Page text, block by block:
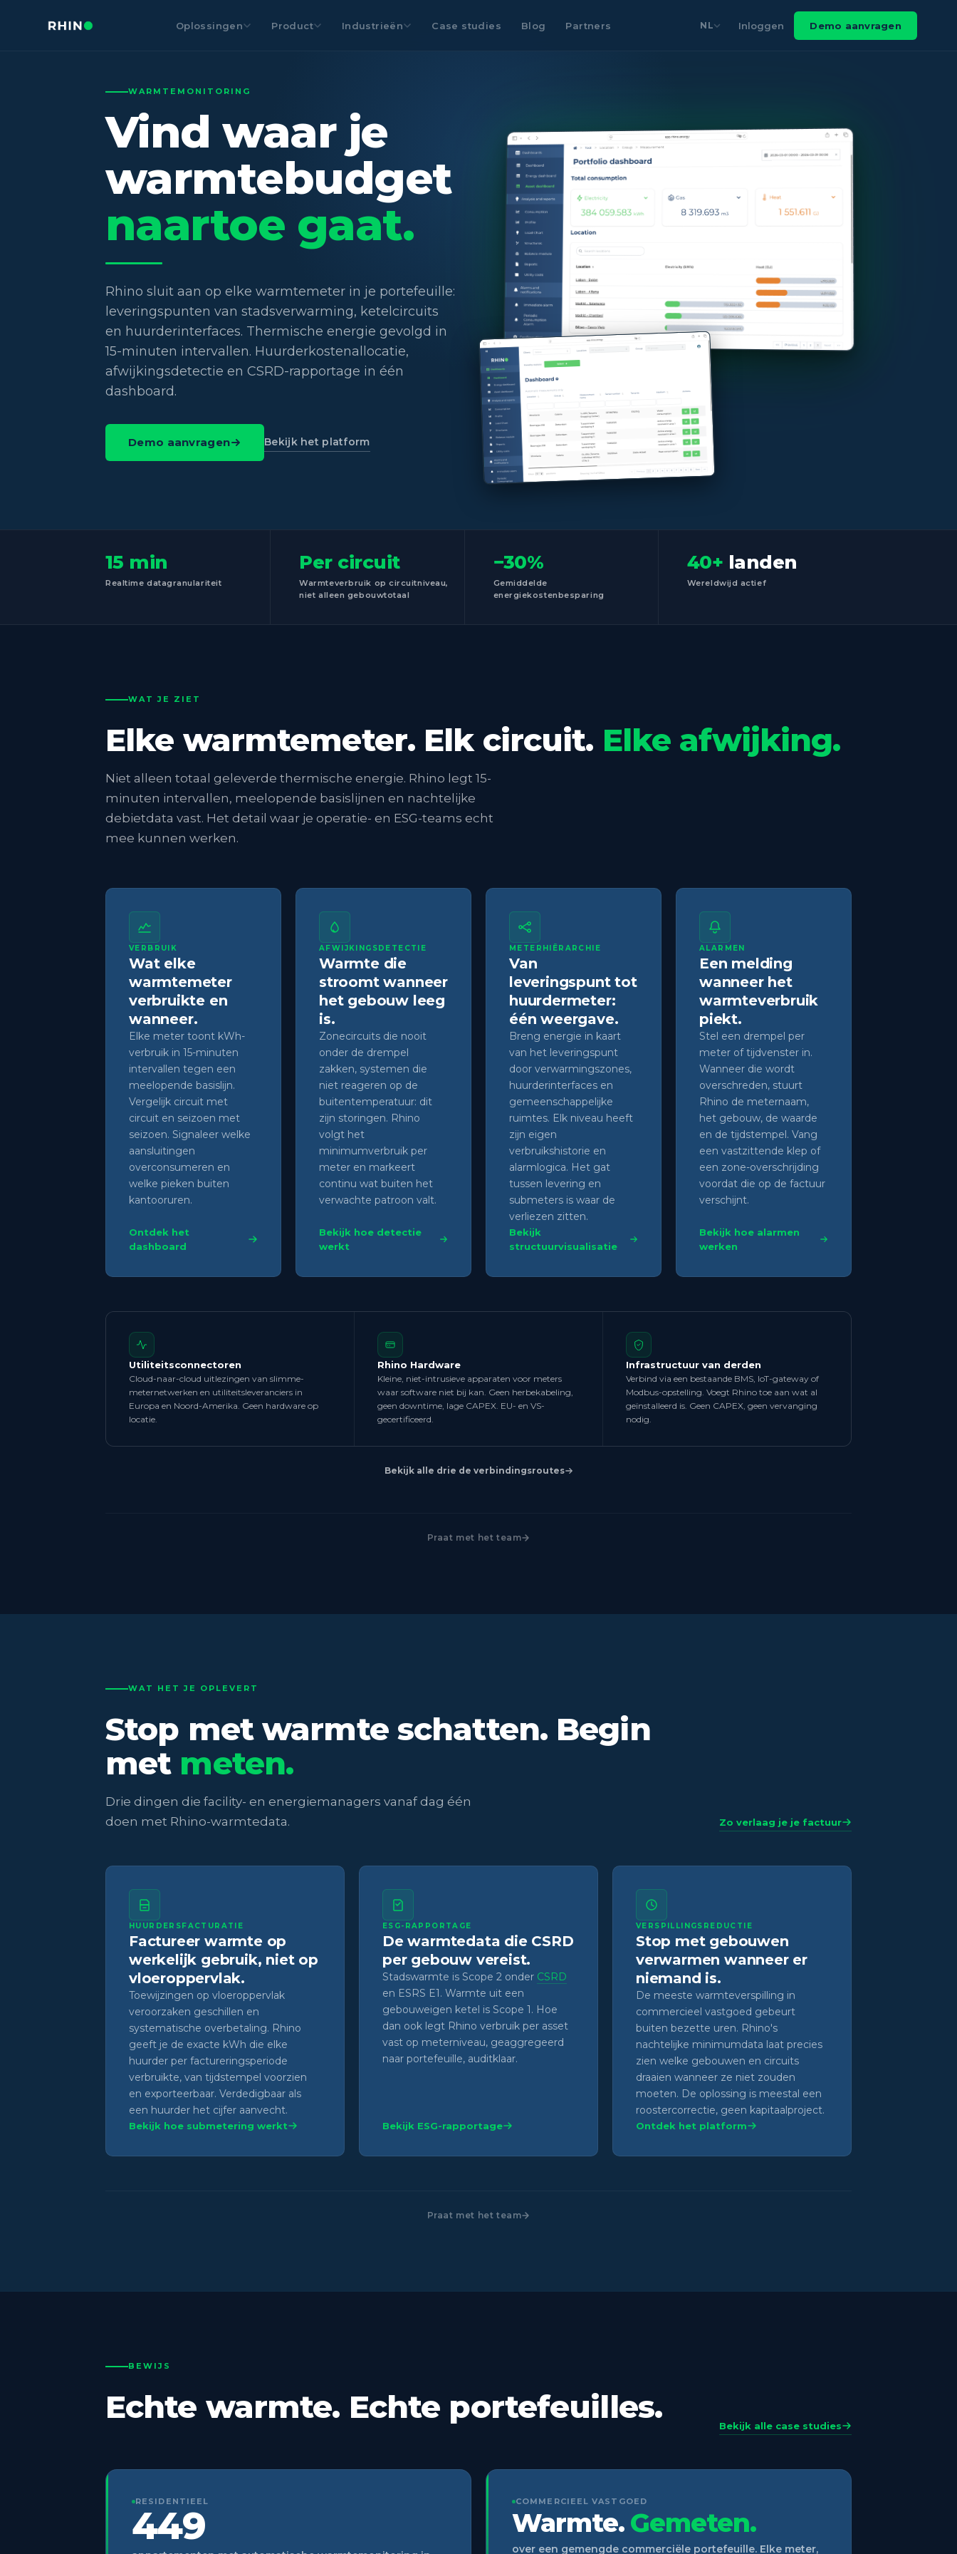
Oplossingen Product Industrieën Case studies Blog Partners NL Inloggen Demo aanvragen
WARMTEMONITORING
Vind waar je
warmtebudget
naartoe gaat.
Rhino sluit aan op elke warmtemeter in je portefeuille:
leveringspunten van stadsverwarming, ketelcircuits
en huurderinterfaces. Thermische energie gevolgd in
15-minuten intervallen. Huurderkostenallocatie,
afwijkingsdetectie en CSRD-rapportage in één
dashboard.
Demo aanvragen Bekijk het platform
15 min
Realtime datagranulariteit
Per circuit
Warmteverbruik op circuitniveau,
niet alleen gebouwtotaal
−30%
Gemiddelde
energiekostenbesparing
40+ landen
Wereldwijd actief
WAT JE ZIET
Elke warmtemeter. Elk circuit. Elke afwijking.
Niet alleen totaal geleverde thermische energie. Rhino legt 15-
minuten intervallen, meelopende basislijnen en nachtelijke
debietdata vast. Het detail waar je operatie- en ESG-teams echt
mee kunnen werken.
VERBRUIK
Wat elke
warmtemeter
verbruikte en
wanneer.
Elke meter toont kWh-
verbruik in 15-minuten
intervallen tegen een
meelopende basislijn.
Vergelijk circuit met
circuit en seizoen met
seizoen. Signaleer welke
aansluitingen
overconsumeren en
welke pieken buiten
kantooruren.
Ontdek het
dashboard
AFWIJKINGSDETECTIE
Warmte die
stroomt wanneer
het gebouw leeg
is.
Zonecircuits die nooit
onder de drempel
zakken, systemen die
niet reageren op de
buitentemperatuur: dit
zijn storingen. Rhino
volgt het
minimumverbruik per
meter en markeert
continu wat buiten het
verwachte patroon valt.
Bekijk hoe detectie
werkt
METERHIËRARCHIE
Van
leveringspunt tot
huurdermeter:
één weergave.
Breng energie in kaart
van het leveringspunt
door verwarmingszones,
huurderinterfaces en
gemeenschappelijke
ruimtes. Elk niveau heeft
zijn eigen
verbruikshistorie en
alarmlogica. Het gat
tussen levering en
submeters is waar de
verliezen zitten.
Bekijk
structuurvisualisatie
ALARMEN
Een melding
wanneer het
warmteverbruik
piekt.
Stel een drempel per
meter of tijdvenster in.
Wanneer die wordt
overschreden, stuurt
Rhino de meternaam,
het gebouw, de waarde
en de tijdstempel. Vang
een vastzittende klep of
een zone-overschrijding
voordat die op de factuur
verschijnt.
Bekijk hoe alarmen
werken
Utiliteitsconnectoren
Cloud-naar-cloud uitlezingen van slimme-
meternetwerken en utiliteitsleveranciers in
Europa en Noord-Amerika. Geen hardware op
locatie.
Rhino Hardware
Kleine, niet-intrusieve apparaten voor meters
waar software niet bij kan. Geen herbekabeling,
geen downtime, lage CAPEX. EU- en VS-
gecertificeerd.
Infrastructuur van derden
Verbind via een bestaande BMS, IoT-gateway of
Modbus-opstelling. Voegt Rhino toe aan wat al
geïnstalleerd is. Geen CAPEX, geen vervanging
nodig.
Bekijk alle drie de verbindingsroutes
Praat met het team
WAT HET JE OPLEVERT
Stop met warmte schatten. Begin
met meten.
Drie dingen die facility- en energiemanagers vanaf dag één
doen met Rhino-warmtedata.
Zo verlaag je je factuur
HUURDERSFACTURATIE
Factureer warmte op
werkelijk gebruik, niet op
vloeroppervlak.
Toewijzingen op vloeroppervlak
veroorzaken geschillen en
systematische overbetaling. Rhino
geeft je de exacte kWh die elke
huurder per factureringsperiode
verbruikte, van tijdstempel voorzien
en exporteerbaar. Verdedigbaar als
een huurder het cijfer aanvecht.
Bekijk hoe submetering werkt
ESG-RAPPORTAGE
De warmtedata die CSRD
per gebouw vereist.
Stadswarmte is Scope 2 onder CSRD
en ESRS E1. Warmte uit een
gebouweigen ketel is Scope 1. Hoe
dan ook legt Rhino verbruik per asset
vast op meterniveau, geaggregeerd
naar portefeuille, auditklaar.
Bekijk ESG-rapportage
VERSPILLINGSREDUCTIE
Stop met gebouwen
verwarmen wanneer er
niemand is.
De meeste warmteverspilling in
commercieel vastgoed gebeurt
buiten bezette uren. Rhino's
nachtelijke minimumdata laat precies
zien welke gebouwen en circuits
draaien wanneer ze niet zouden
moeten. De oplossing is meestal een
roostercorrectie, geen kapitaalproject.
Ontdek het platform
Praat met het team
BEWIJS
Echte warmte. Echte portefeuilles. Bekijk alle case studies
RESIDENTIEEL
449
COMMERCIEEL VASTGOED
Warmte. Gemeten.
over een gemengde commerciële portefeuille. Elke meter,